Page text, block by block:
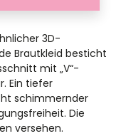
3D-
Brautkleid besticht
mit „V“-
Ein tiefer
schimmernder
Die
versehen.